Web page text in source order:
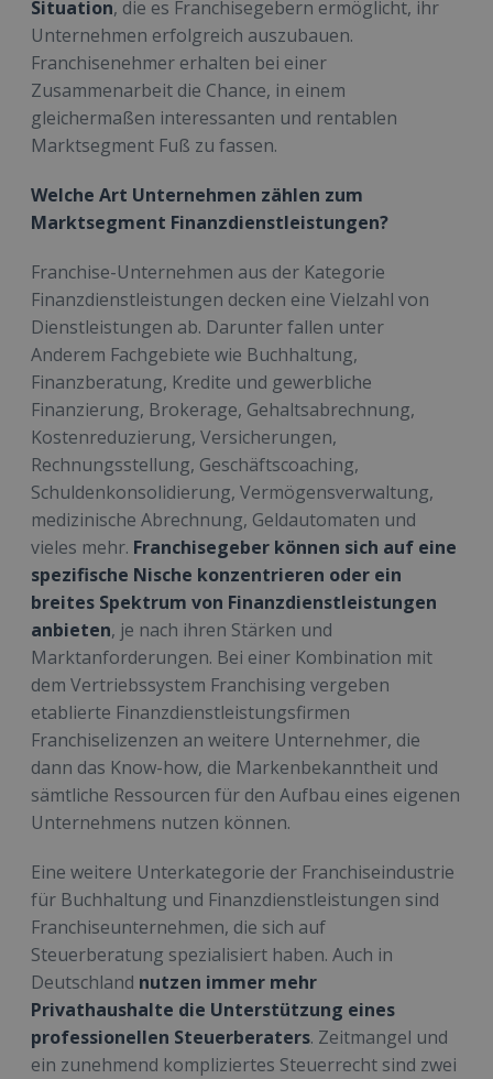
Situation, die es Franchisegebern ermöglicht, ihr
Unternehmen erfolgreich auszubauen.
Franchisenehmer erhalten bei einer
Zusammenarbeit die Chance, in einem
gleichermaßen interessanten und rentablen
Marktsegment Fuß zu fassen.
Welche Art Unternehmen zählen zum
Marktsegment Finanzdienstleistungen?
Franchise-Unternehmen aus der Kategorie
Finanzdienstleistungen decken eine Vielzahl von
Dienstleistungen ab. Darunter fallen unter
Anderem Fachgebiete wie Buchhaltung,
Finanzberatung, Kredite und gewerbliche
Finanzierung, Brokerage, Gehaltsabrechnung,
Kostenreduzierung, Versicherungen,
Rechnungsstellung, Geschäftscoaching,
Schuldenkonsolidierung, Vermögensverwaltung,
medizinische Abrechnung, Geldautomaten und
vieles mehr. Franchisegeber können sich auf eine
spezifische Nische konzentrieren oder ein
breites Spektrum von Finanzdienstleistungen
anbieten, je nach ihren Stärken und
Marktanforderungen. Bei einer Kombination mit
dem Vertriebssystem Franchising vergeben
etablierte Finanzdienstleistungsfirmen
Franchiselizenzen an weitere Unternehmer, die
dann das Know-how, die Markenbekanntheit und
sämtliche Ressourcen für den Aufbau eines eigenen
Unternehmens nutzen können.
Eine weitere Unterkategorie der Franchiseindustrie
für Buchhaltung und Finanzdienstleistungen sind
Franchiseunternehmen, die sich auf
Steuerberatung spezialisiert haben. Auch in
Deutschland nutzen immer mehr
Privathaushalte die Unterstützung eines
professionellen Steuerberaters. Zeitmangel und
ein zunehmend kompliziertes Steuerrecht sind zwei